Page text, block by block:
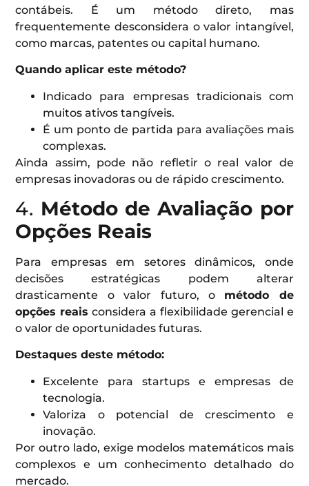
contábeis. É um método direto, mas
frequentemente desconsidera o valor intangível,
como marcas, patentes ou capital humano.
Quando aplicar este método?
Indicado para empresas tradicionais com
muitos ativos tangíveis.
É um ponto de partida para avaliações mais
complexas.
Ainda assim, pode não refletir o real valor de
empresas inovadoras ou de rápido crescimento.
4. Método de Avaliação por
Opções Reais
Para empresas em setores dinâmicos, onde
decisões estratégicas podem alterar
drasticamente o valor futuro, o método de
opções reais considera a flexibilidade gerencial e
o valor de oportunidades futuras.
Destaques deste método:
Excelente para startups e empresas de
tecnologia.
Valoriza o potencial de crescimento e
inovação.
Por outro lado, exige modelos matemáticos mais
complexos e um conhecimento detalhado do
mercado.